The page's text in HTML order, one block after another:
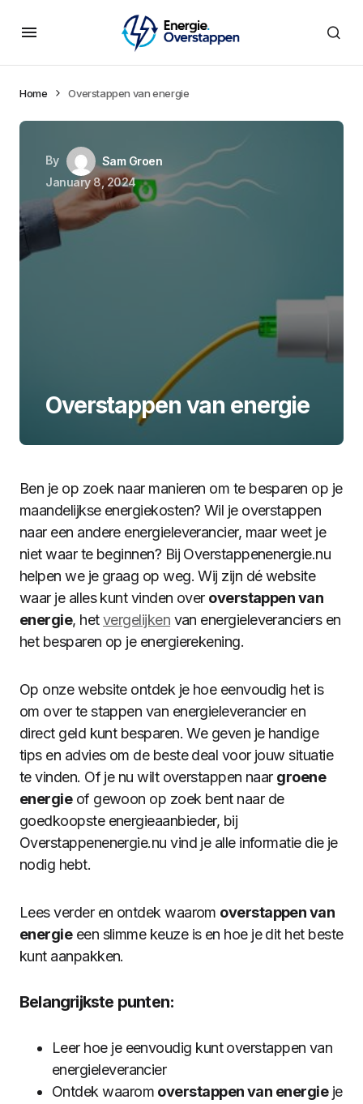
Home Overstappen van energie
By
Sam Groen
January 8, 2024
Overstappen van energie
Ben je op zoek naar manieren om te besparen op je
maandelijkse energiekosten? Wil je overstappen
naar een andere energieleverancier, maar weet je
niet waar te beginnen? Bij Overstappenenergie.nu
helpen we je graag op weg. Wij zijn dé website
waar je alles kunt vinden over overstappen van
energie, hetvergelijken van energieleveranciers en
het besparen op je energierekening.
Op onze website ontdek je hoe eenvoudig het is
om over te stappen van energieleverancier en
direct geld kunt besparen. We geven je handige
tips en advies om de beste deal voor jouw situatie
te vinden. Of je nu wilt overstappen naar groene
energieof gewoon op zoek bent naar de
goedkoopste energieaanbieder, bij
Overstappenenergie.nu vind je alle informatie die je
nodig hebt.
Lees verder en ontdek waarom overstappen van
energieeen slimme keuze is en hoe je dit het beste
kunt aanpakken.
Belangrijkste punten:
Leer hoe je eenvoudig kunt overstappen van
energieleverancier
Ontdek waarom overstappen van energieje